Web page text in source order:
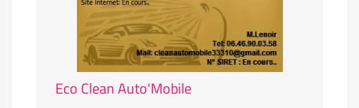
Eco Clean Auto'Mobile